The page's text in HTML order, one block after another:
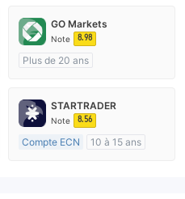
GO Markets
Note 8.98
Plus de 20 ans
Market Making (MM)
cTrader
STARTRADER
Note 8.56
Compte ECN
10 à 15 ans